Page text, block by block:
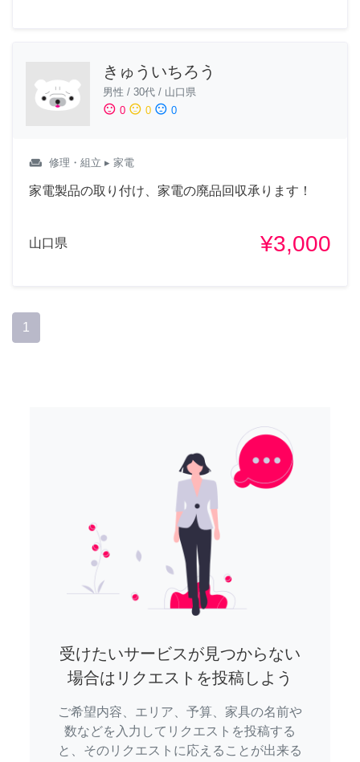
きゅういちろう
男性 / 30代 / 山口県
sentiment_satisfied 0 sentiment_neutral 0 sentiment_dissatisfied 0
weekend 修理・組立 ▸ 家電
家電製品の取り付け、家電の廃品回収承ります！
山口県 ¥3,000
1
受けたいサービスが見つからない
場合はリクエストを投稿しよう
ご希望内容、エリア、予算、家具の名前や
数などを入力してリクエストを投稿する
と、そのリクエストに応えることが出来る